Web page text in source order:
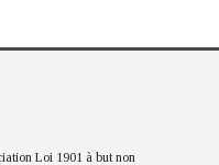
Loi 1901 à but non